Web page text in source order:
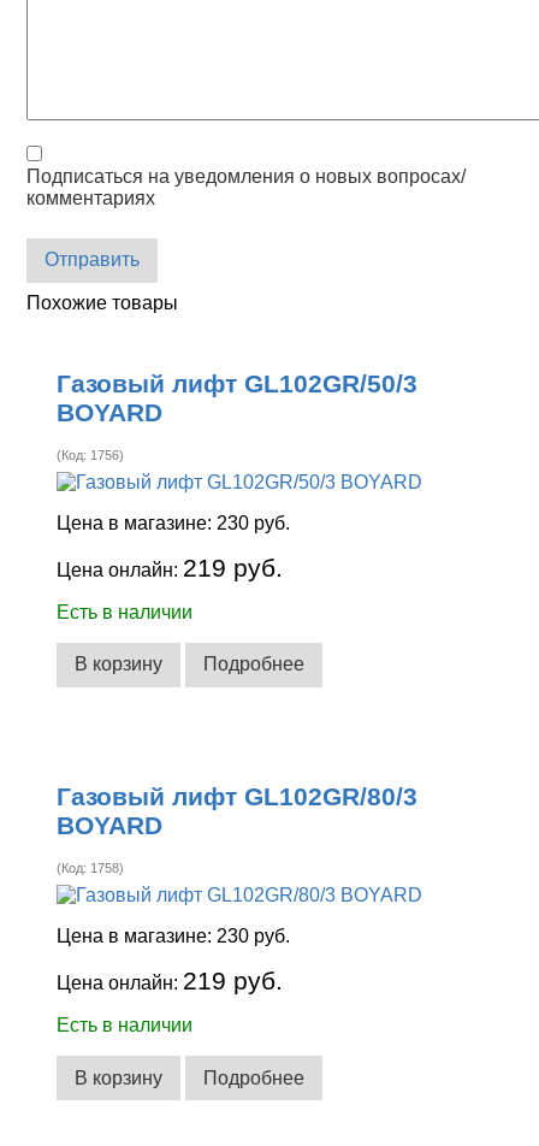
Подписаться на уведомления о новых вопросах/
комментариях
Отправить
Похожие товары
Газовый лифт GL102GR/50/3
BOYARD
(Код: 1756)
Цена в магазине: 230 руб.
Цена онлайн: 219 руб.
Есть в наличии
В корзину Подробнее
Газовый лифт GL102GR/80/3
BOYARD
(Код: 1758)
Цена в магазине: 230 руб.
Цена онлайн: 219 руб.
Есть в наличии
В корзину Подробнее